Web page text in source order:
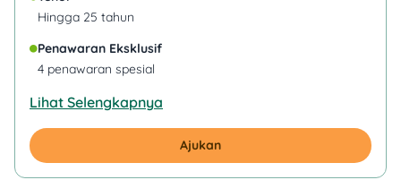
Hingga 25 tahun
Penawaran Eksklusif
4 penawaran spesial
Lihat Selengkapnya
Ajukan